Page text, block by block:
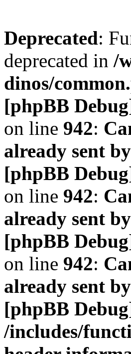
Deprecated:
deprecated in /
dinos/
[phpBB
on line 942:
already sent
[phpBB
on line 942:
already sent
[phpBB
on line 942:
already sent
[phpBB
/includes/